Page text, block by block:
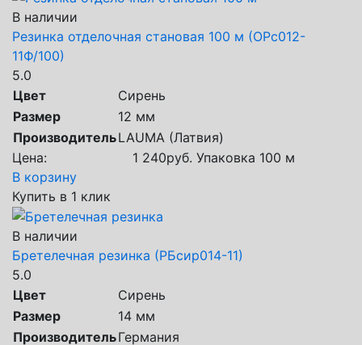
В наличии
Резинка отделочная становая 100 м (ОРс012-
11Ф/100)
5.0
Цвет
Сирень
Размер
12 мм
ПроизводительLAUMA (Латвия)
Цена:
1 240руб. Упаковка 100 м
В корзину
Купить в 1 клик
В наличии
Бретелечная резинка (РБсир014-11)
5.0
Цвет
Сирень
Размер
14 мм
ПроизводительГермания